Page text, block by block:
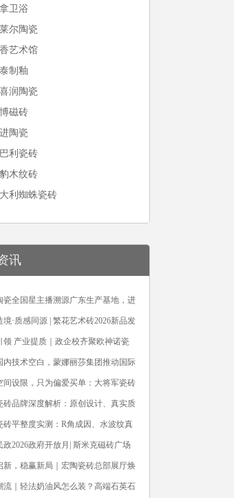
卫浴
尔陶瓷
艺术馆
制釉
润陶瓷
磁砖
陶瓷
利瓷砖
木纹砖
利蜘蛛瓷砖
讯
瓷全国星主播溯源广东生产基地，进
效变现新路径
境·质感同源 | 繁花艺术砖2026新品发
见面会圆满举行
领 产业提质｜政企校齐聚欧神诺瓷
探佛山陶瓷标准化发展新路径
内技术空白，蒙娜丽莎集团推动国际
地本地国标
间设限，只为偏爱买单：大将军瓷砖
级哑”人居美学
砖品牌深度解析：原创设计、真实质
场口碑全览
砖平整度实测：R角成因、水波纹真
棒印解析与5A标准选购指南
政2026政府开放月| 斯米克磁砖广场
体验中心正式亮相
新，稳赢新局｜宏陶瓷砖总部展厅焕
开工大吉
流｜轻法奶油风怎么装？高端石英石